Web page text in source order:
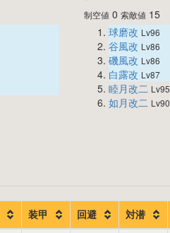
制空値0 索敵値15
球磨改 Lv96
谷風改 Lv86
磯風改 Lv86
白露改 Lv87
睦月改二 Lv95
如月改二 Lv90
装甲 回避 対潜